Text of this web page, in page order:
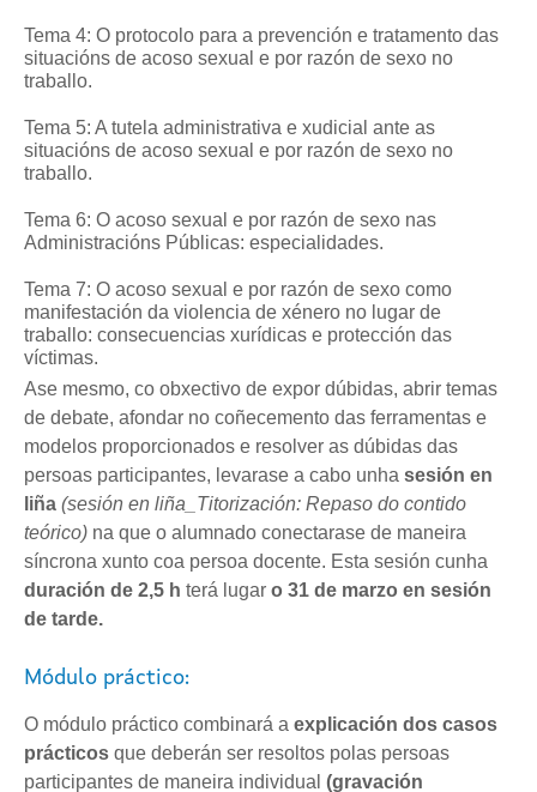
Tema 4: O protocolo para a prevención e tratamento das
situacións de acoso sexual e por razón de sexo no
traballo.
Tema 5: A tutela administrativa e xudicial ante as
situacións de acoso sexual e por razón de sexo no
traballo.
Tema 6: O acoso sexual e por razón de sexo nas
Administracións Públicas: especialidades.
Tema 7: O acoso sexual e por razón de sexo como
manifestación da violencia de xénero no lugar de
traballo: consecuencias xurídicas e protección das
víctimas.
Ase mesmo, co obxectivo de expor dúbidas, abrir temas
de debate, afondar no coñecemento das ferramentas e
modelos proporcionados e resolver as dúbidas das
persoas participantes, levarase a cabo unha sesión en
liña (sesión en liña_Titorización: Repaso do contido
teórico) na que o alumnado conectarase de maneira
síncrona xunto coa persoa docente. Esta sesión cunha
duración de 2,5 h terá lugar o 31 de marzo en sesión
de tarde.
Módulo práctico:
O módulo práctico combinará a explicación dos casos
prácticos que deberán ser resoltos polas persoas
participantes de maneira individual (gravación